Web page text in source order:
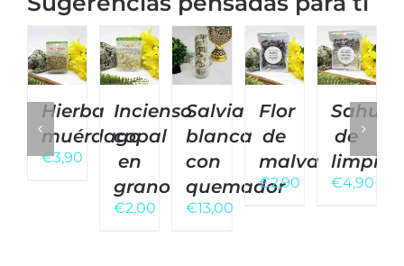
Hierba
muérdago
€3,90
Incienso
copal
en
grano
€2,00
Salvia
blanca
con
quemador
€13,00
Flor
de
malva
€2,90
de
€4,90